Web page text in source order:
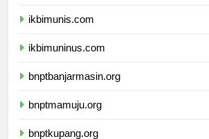
ikbimunis.com
ikbimuninus.com
bnptbanjarmasin.org
bnptmamuju.org
bnptkupang.org